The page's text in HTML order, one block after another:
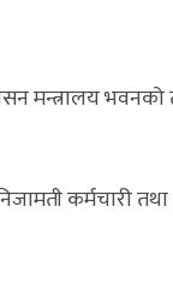
मन्त्रालय
कर्मचारी तथा